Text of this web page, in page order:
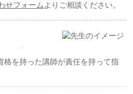
せフォーム よりご相談ください。
格を持った講師が責任を持って指